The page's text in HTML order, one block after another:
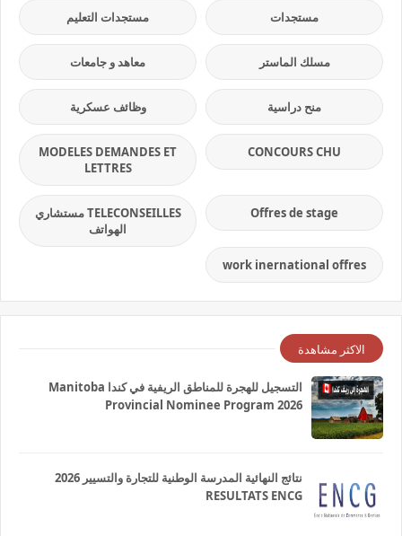
مستجدات مستجدات التعليم
مسلك الماستر معاهد و جامعات
منح دراسية وظائف عسكرية
CONCOURS CHU
MODELES DEMANDES ET
LETTRES
Offres de stage
TELECONSEILLES مستشاري
الهواتف
work inernational offres
الاكثر مشاهدة
التسجيل للهجرة للمناطق الريفية في كندا Manitoba
Provincial Nominee Program 2026
نتائج النهائية المدرسة الوطنية للتجارة والتسيير 2026
RESULTATS ENCG